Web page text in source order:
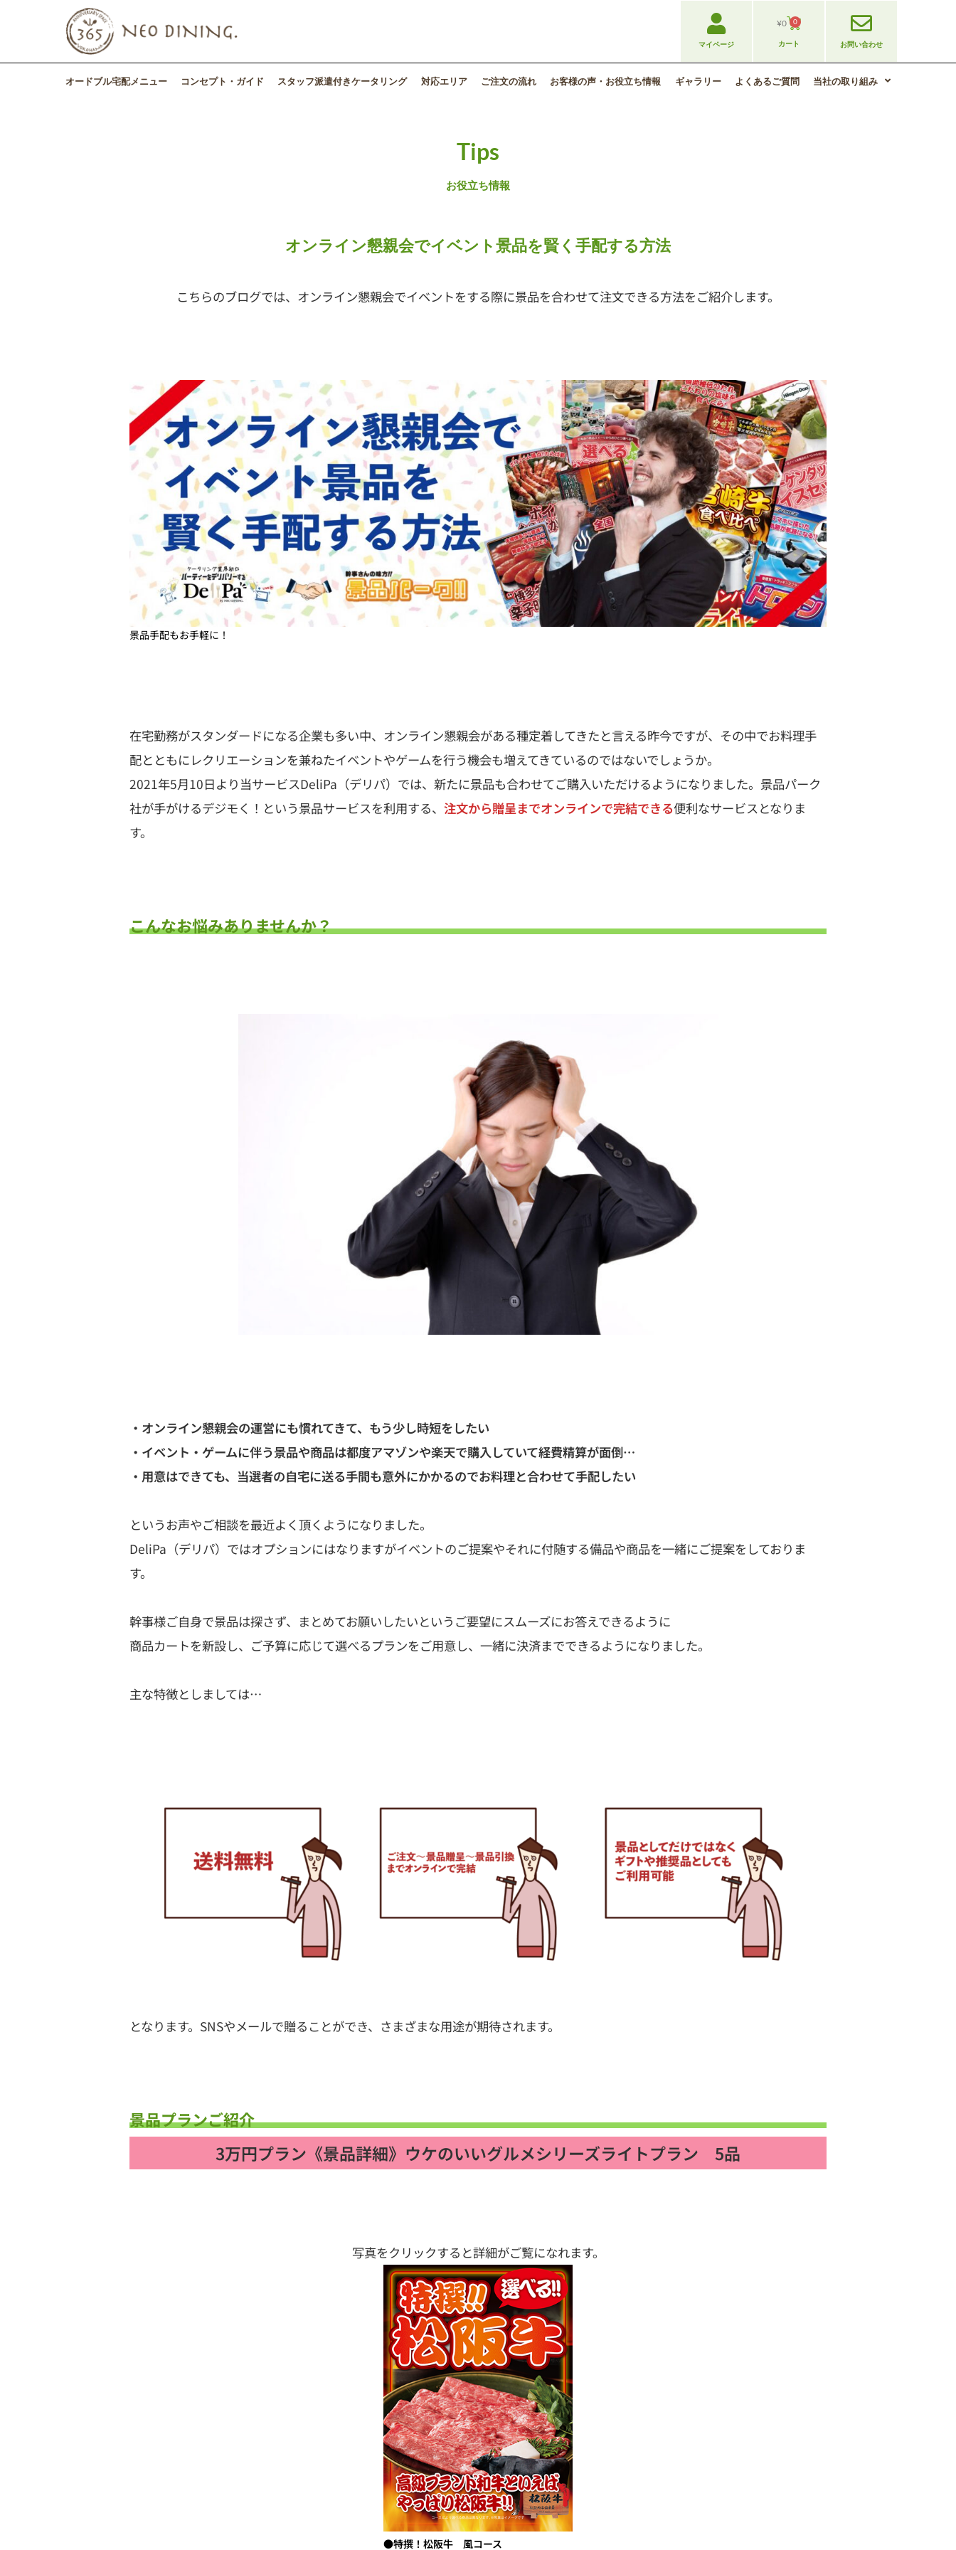
マイページ
¥0 0
カート お問い合わせ
オードブル宅配メニュー コンセプト・ガイド スタッフ派遣付きケータリング 対応エリア ご注文の流れ お客様の声・お役立ち情報 ギャラリー よくあるご質問 当社の取り組み
Tips
お役立ち情報
オンライン懇親会でイベント景品を賢く手配する方法
こちらのブログでは、オンライン懇親会でイベントをする際に景品を合わせて注文できる方法をご紹介します。
景品手配もお手軽に！
在宅勤務がスタンダードになる企業も多い中、オンライン懇親会がある種定着してきたと言える昨今ですが、その中でお料理手
配とともにレクリエーションを兼ねたイベントやゲームを行う機会も増えてきているのではないでしょうか。
2021年5月10日より当サービスDeliPa（デリパ）では、新たに景品も合わせてご購入いただけるようになりました。景品パーク
社が手がけるデジモく！という景品サービスを利用する、 注文から贈呈までオンラインで完結できる便利なサービスとなりま
す。
こんなお悩みありませんか？
・オンライン懇親会の運営にも慣れてきて、もう少し時短をしたい
・イベント・ゲームに伴う景品や商品は都度アマゾンや楽天で購入していて経費精算が面倒…
・用意はできても、当選者の自宅に送る手間も意外にかかるのでお料理と合わせて手配したい
というお声やご相談を最近よく頂くようになりました。
DeliPa（デリパ）ではオプションにはなりますがイベントのご提案やそれに付随する備品や商品を一緒にご提案をしておりま
す。
幹事様ご自身で景品は探さず、まとめてお願いしたいというご要望にスムーズにお答えできるように
商品カートを新設し、ご予算に応じて選べるプランをご用意し、一緒に決済までできるようになりました。
主な特徴としましては…
となります。SNSやメールで贈ることができ、さまざまな用途が期待されます。
景品プランご紹介
3万円プラン《景品詳細》ウケのいいグルメシリーズライトプラン 5品
写真をクリックすると詳細がご覧になれます。
●特撰！松阪牛 風コース